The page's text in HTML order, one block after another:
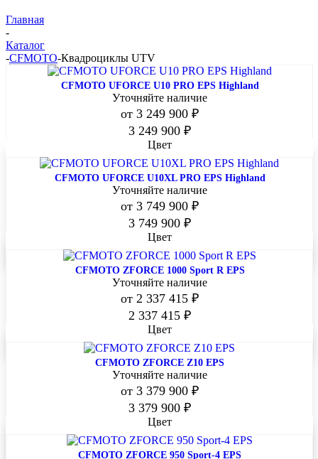
Главная
-
Каталог
-CFMOTO-Квадроциклы UTV
CFMOTO UFORCE U10 PRO EPS Highland
Уточняйте наличие
от 3 249 900 ₽
3 249 900 ₽
Цвет
В корзину
Подробнее
CFMOTO UFORCE U10XL PRO EPS Highland
Уточняйте наличие
от 3 749 900 ₽
3 749 900 ₽
Цвет
В корзину
Подробнее
CFMOTO ZFORCE 1000 Sport R EPS
Уточняйте наличие
от 2 337 415 ₽
2 337 415 ₽
Цвет
В корзину
Подробнее
CFMOTO ZFORCE Z10 EPS
Уточняйте наличие
от 3 379 900 ₽
3 379 900 ₽
Цвет
CFMOTO ZFORCE 950 Sport-4 EPS